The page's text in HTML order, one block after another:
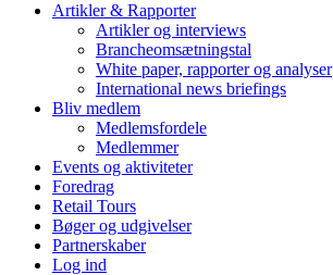
Artikler & Rapporter
Artikler og interviews
Brancheomsætningstal
White paper, rapporter og analyser
International news briefings
Bliv medlem
Medlemsfordele
Medlemmer
Events og aktiviteter
Foredrag
Retail Tours
Bøger og udgivelser
Partnerskaber
Log ind